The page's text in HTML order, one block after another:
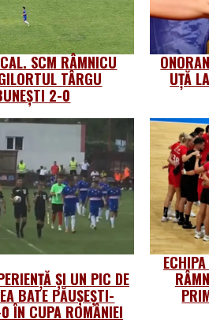
SCM RÂMNICU
TÂRGU
2-0
UȚĂ
ȘI UN PIC DE
BATE PĂUȘEȘTI-
ÎN CUPA ROMÂNIEI